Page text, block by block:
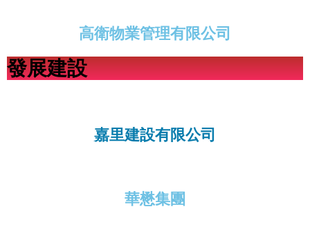
高衛物業管理有限公司
發展建設
嘉里建設有限公司
華懋集團